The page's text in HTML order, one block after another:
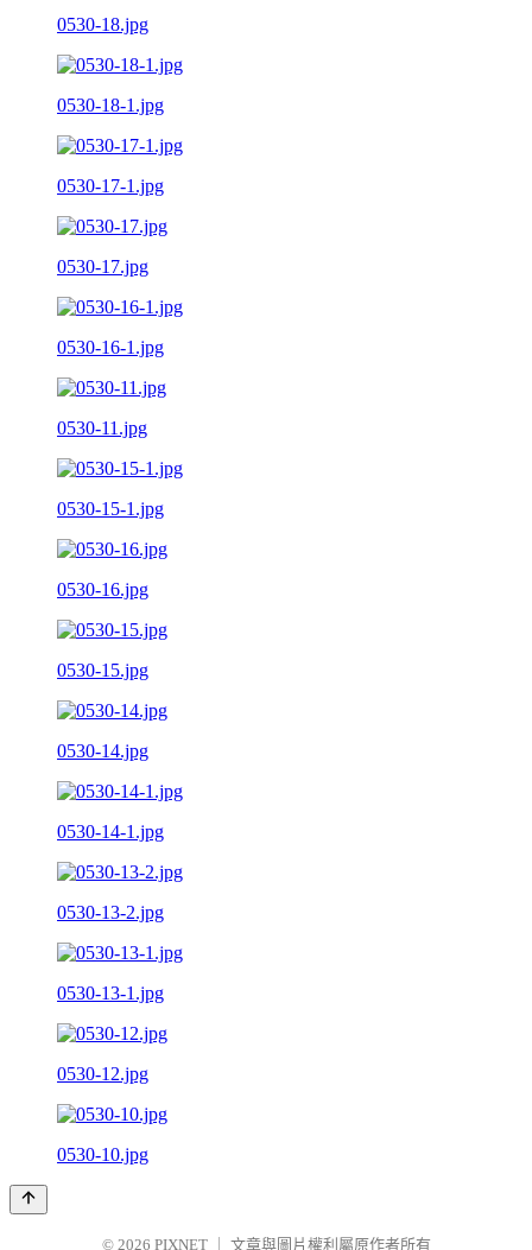
0530-18.jpg
0530-18-1.jpg
0530-17-1.jpg
0530-17.jpg
0530-16-1.jpg
0530-11.jpg
0530-15-1.jpg
0530-16.jpg
0530-15.jpg
0530-14.jpg
0530-14-1.jpg
0530-13-2.jpg
0530-13-1.jpg
0530-12.jpg
0530-10.jpg
© 2026 PIXNET 文章與圖片權利屬原作者所有